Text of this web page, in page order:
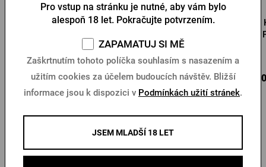
Kšiltovka Pilsner Urquell
Skladem > 10 ks
290 Kč Koupit
Slamák Kozel
109 Kč Koupit
Další produkty od Kozla
Pro vstup na stránku je nutné, aby vám bylo
alespoň 18 let. Pokračujte potvrzením.
ZAPAMATUJ SI MĚ
Zaškrtnutím tohoto políčka souhlasím s nasazením a
užitím cookies za účelem budoucích návštěv. Bližší
informace jsou k dispozici v Podmínkách užití stránek.
JSEM MLADŠÍ 18 LET